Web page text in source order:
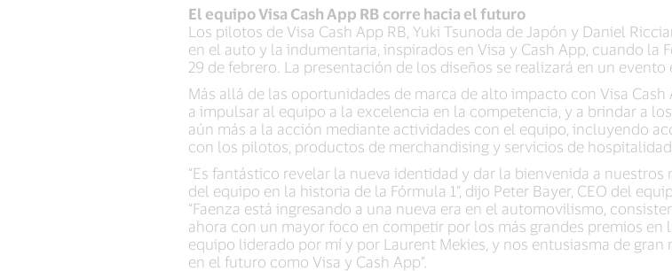
El equipo Visa Cash App RB corre hacia el futuro
Los pilotos de Visa Cash App RB, Yuki Tsunoda de Japón y Daniel
en el auto y la indumentaria, inspirados en Visa y Cash App, cuando la
29 de febrero. La presentación de los diseños se realizará en un evento
Más allá de las oportunidades de marca de alto impacto con Visa
a impulsar al equipo a la excelencia en la competencia, y a brindar a
aún más a la acción mediante actividades con el equipo, incluyendo
con los pilotos, productos de merchandising y servicios de hospitalidad
“Es fantástico revelar la nueva identidad y dar la bienvenida a
del equipo en la historia de la Fórmula 1”, dijo Peter Bayer, CEO del
“Faenza está ingresando a una nueva era en el automovilismo,
ahora con un mayor foco en competir por los más grandes premios en
equipo liderado por mí y por Laurent Mekies, y nos entusiasma de
en el futuro como Visa y Cash App”.